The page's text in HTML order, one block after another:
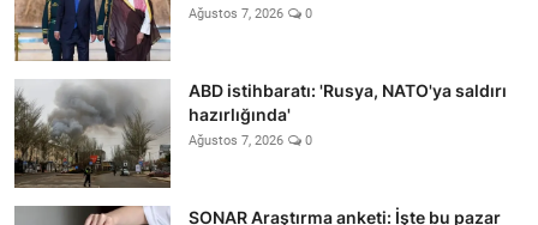
Ağustos 7, 2026 0
ABD istihbaratı: 'Rusya, NATO'ya saldırı
hazırlığında'
Ağustos 7, 2026 0
SONAR Araştırma anketi: İşte bu pazar